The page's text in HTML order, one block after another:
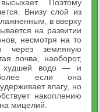
Поэтому
Внизу слой из
в вверху
на развитии
несмотря на то
через земляную
почва, наоборот,
худшей водо — и
более если она
влагу, но
накоплению
мицелий.